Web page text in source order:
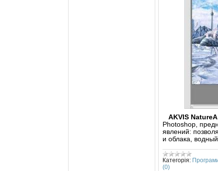
AKVIS
Photoshop,
явлений:
и облака,
Категорія:
(0)